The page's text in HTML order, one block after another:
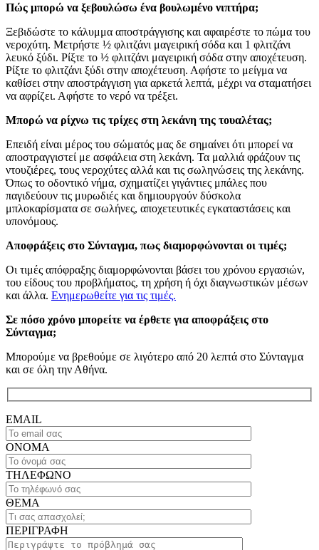
Πώς μπορώ να ξεβουλώσω ένα βουλωμένο νιπτήρα;
Ξεβιδώστε το κάλυμμα αποστράγγισης και αφαιρέστε το πώμα του
νεροχύτη. Μετρήστε ½ φλιτζάνι μαγειρική σόδα και 1 φλιτζάνι
λευκό ξύδι. Ρίξτε το ½ φλιτζάνι μαγειρική σόδα στην αποχέτευση.
Ρίξτε το φλιτζάνι ξύδι στην αποχέτευση. Αφήστε το μείγμα να
καθίσει στην αποστράγγιση για αρκετά λεπτά, μέχρι να σταματήσει
να αφρίζει. Αφήστε το νερό να τρέξει.
Μπορώ να ρίχνω τις τρίχες στη λεκάνη της τουαλέτας;
Επειδή είναι μέρος του σώματός μας δε σημαίνει ότι μπορεί να
αποστραγγιστεί με ασφάλεια στη λεκάνη. Τα μαλλιά φράζουν τις
ντουζιέρες, τους νεροχύτες αλλά και τις σωληνώσεις της λεκάνης.
Όπως το οδοντικό νήμα, σχηματίζει γιγάντιες μπάλες που
παγιδεύουν τις μυρωδιές και δημιουργούν δύσκολα
μπλοκαρίσματα σε σωλήνες, αποχετευτικές εγκαταστάσεις και
υπονόμους.
Αποφράξεις στο Σύνταγμα, πως διαμορφώνονται οι τιμές;
Οι τιμές απόφραξης διαμορφώνονται βάσει του χρόνου εργασιών,
του είδους του προβλήματος, τη χρήση ή όχι διαγνωστικών μέσων
και άλλα. Ενημερωθείτε για τις τιμές.
Σε πόσο χρόνο μπορείτε να έρθετε για αποφράξεις στο
Σύνταγμα;
Μπορούμε να βρεθούμε σε λιγότερο από 20 λεπτά στο Σύνταγμα
και σε όλη την Αθήνα.
EMAIL
ΟΝΟΜΑ
ΤΗΛΕΦΩΝΟ
ΘΕΜΑ
ΠΕΡΙΓΡΑΦΗ